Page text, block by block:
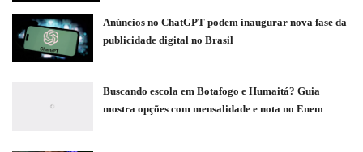
Anúncios no ChatGPT podem inaugurar nova fase da
publicidade digital no Brasil
Buscando escola em Botafogo e Humaitá? Guia
mostra opções com mensalidade e nota no Enem